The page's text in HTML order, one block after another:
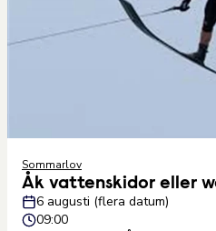
Sommarlov
Åk vattenskidor eller
6 augusti (flera datum)
09:00